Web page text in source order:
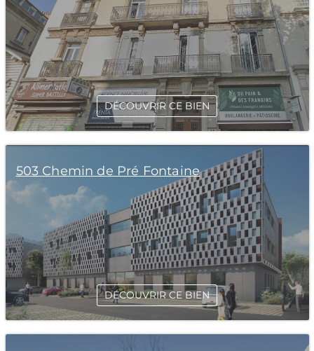
DÉCOUVRIR CE BIEN
503 Chemin de Pré Fontaine
DÉCOUVRIR CE BIEN